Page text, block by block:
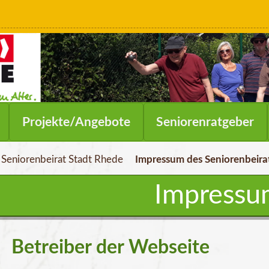
überspringen
Projekte/Angebote Seniorenratgeber
Seniorenbeirat Stadt Rhede Impressum des
Betreiber der Webseite